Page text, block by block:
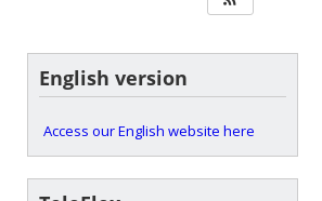
English version
Access our English website here